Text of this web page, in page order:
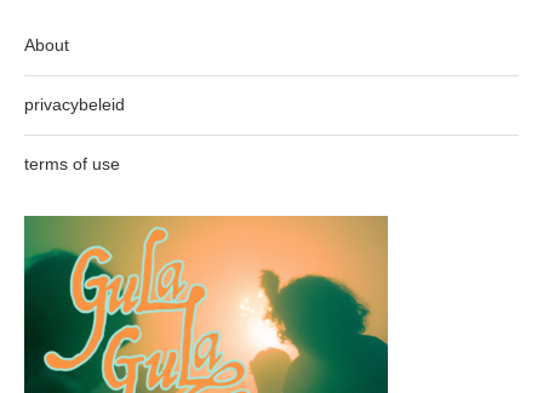
About
privacybeleid
terms of use